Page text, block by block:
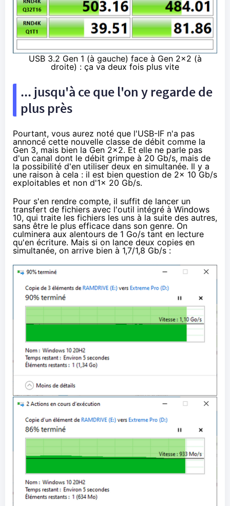
USB 3.2 Gen 1 (à gauche) face à Gen 2x2 (à
droite) : ça va deux fois plus vite
... jusqu'à ce que l'on y regarde de
plus près
Pourtant, vous aurez noté que l'USB-IF n'a pas
annoncé cette nouvelle classe de débit comme la
Gen 3, mais bien la Gen 2x2. Et elle ne parle pas
d'un canal dont le débit grimpe à 20 Gb/s, mais de
la possibilité d'en utiliser deux en simultanée. Il y a
une raison à cela : il est bien question de 2x 10 Gb/s
exploitables et non d'1x 20 Gb/s.
Pour s'en rendre compte, il suffit de lancer un
transfert de fichiers avec l'outil intégré à Windows
10, qui traite les fichiers les uns à la suite des autres,
sans être le plus efficace dans son genre. On
culminera aux alentours de 1 Go/s tant en lecture
qu'en écriture. Mais si on lance deux copies en
simultanée, on arrive bien à 1,7/1,8 Gb/s :